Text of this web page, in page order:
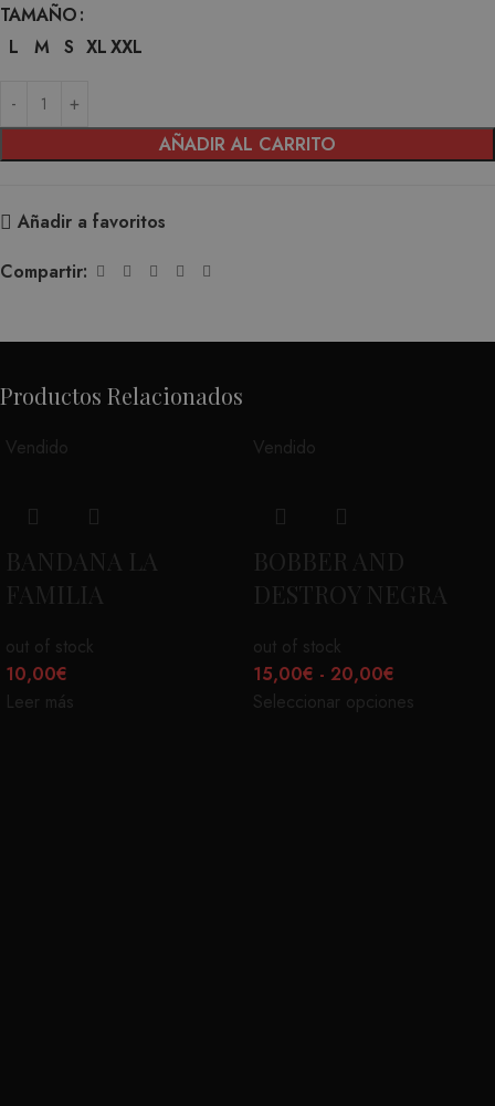
TAMAÑO
L
M S XLXXL
AÑADIR AL CARRITO
Añadir a favoritos
Compartir:
Productos Relacionados
Vendido
BANDANA LA
FAMILIA
out of stock
10,00€
Leer más
Vendido
BOBBER AND
DESTROY NEGRA
out of stock
15,00€ - 20,00€
Seleccionar opciones